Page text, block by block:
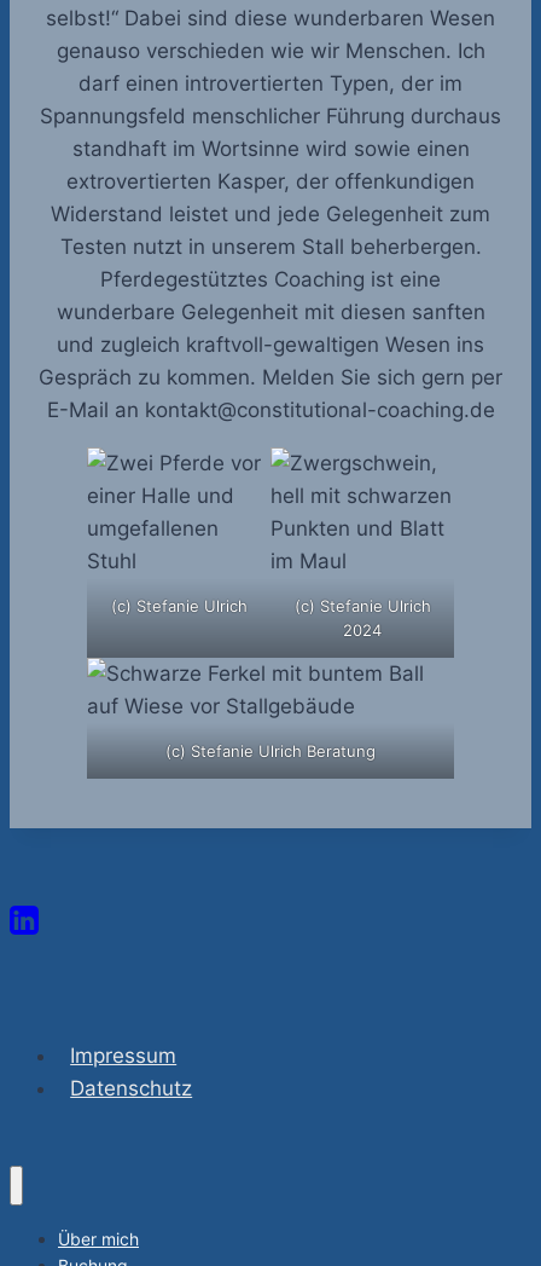
selbst!“ Dabei sind diese wunderbaren Wesen
genauso verschieden wie wir Menschen. Ich
darf einen introvertierten Typen, der im
Spannungsfeld menschlicher Führung durchaus
standhaft im Wortsinne wird sowie einen
extrovertierten Kasper, der offenkundigen
Widerstand leistet und jede Gelegenheit zum
Testen nutzt in unserem Stall beherbergen.
Pferdegestütztes Coaching ist eine
wunderbare Gelegenheit mit diesen sanften
und zugleich kraftvoll-gewaltigen Wesen ins
Gespräch zu kommen. Melden Sie sich gern per
E-Mail an kontakt@constitutional-coaching.de
(c) Stefanie Ulrich
(c) Stefanie Ulrich
2024
(c) Stefanie Ulrich Beratung
Impressum
Datenschutz
Über mich